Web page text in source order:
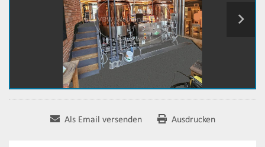
Als Email versenden Ausdrucken